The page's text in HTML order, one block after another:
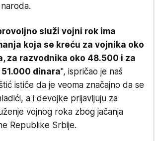
služi vojni rok ima
koja se kreću za vojnika oko
za razvodnika oko 48.500 i za
dinara", ispričao je naš
ističe da je veoma značajno da se
a i devojke prijavljuju za
vojnog roka zbog jačanja
Republike Srbije.